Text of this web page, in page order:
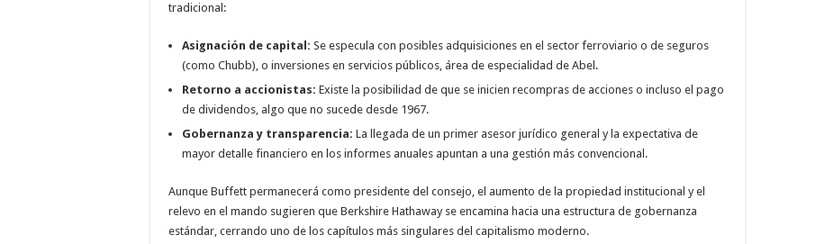
tradicional:
Asignación de capital: Se especula con posibles adquisiciones en el sector ferroviario o de seguros
(como Chubb), o inversiones en servicios públicos, área de especialidad de Abel.
Retorno a accionistas: Existe la posibilidad de que se inicien recompras de acciones o incluso el pago
de dividendos, algo que no sucede desde 1967.
Gobernanza y transparencia: La llegada de un primer asesor jurídico general y la expectativa de
mayor detalle financiero en los informes anuales apuntan a una gestión más convencional.
Aunque Buffett permanecerá como presidente del consejo, el aumento de la propiedad institucional y el
relevo en el mando sugieren que Berkshire Hathaway se encamina hacia una estructura de gobernanza
estándar, cerrando uno de los capítulos más singulares del capitalismo moderno.